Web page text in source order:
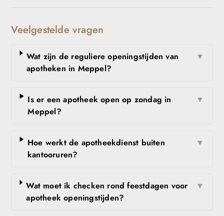
Veelgestelde vragen
Wat zijn de reguliere openingstijden van
apotheken in Meppel?
▼
Is er een apotheek open op zondag in
Meppel?
▼
Hoe werkt de apotheekdienst buiten
kantooruren?
▼
Wat moet ik checken rond feestdagen voor
apotheek openingstijden?
▼